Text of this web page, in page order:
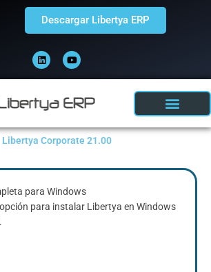
i
n
k
e
i
n
o
u
t
u
e
Descargar Libertya ERP
Libertya Corporate 21.00
para Windows
para instalar Libertya en Windows